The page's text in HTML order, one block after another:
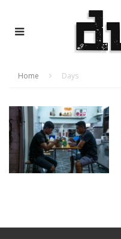
Home Days